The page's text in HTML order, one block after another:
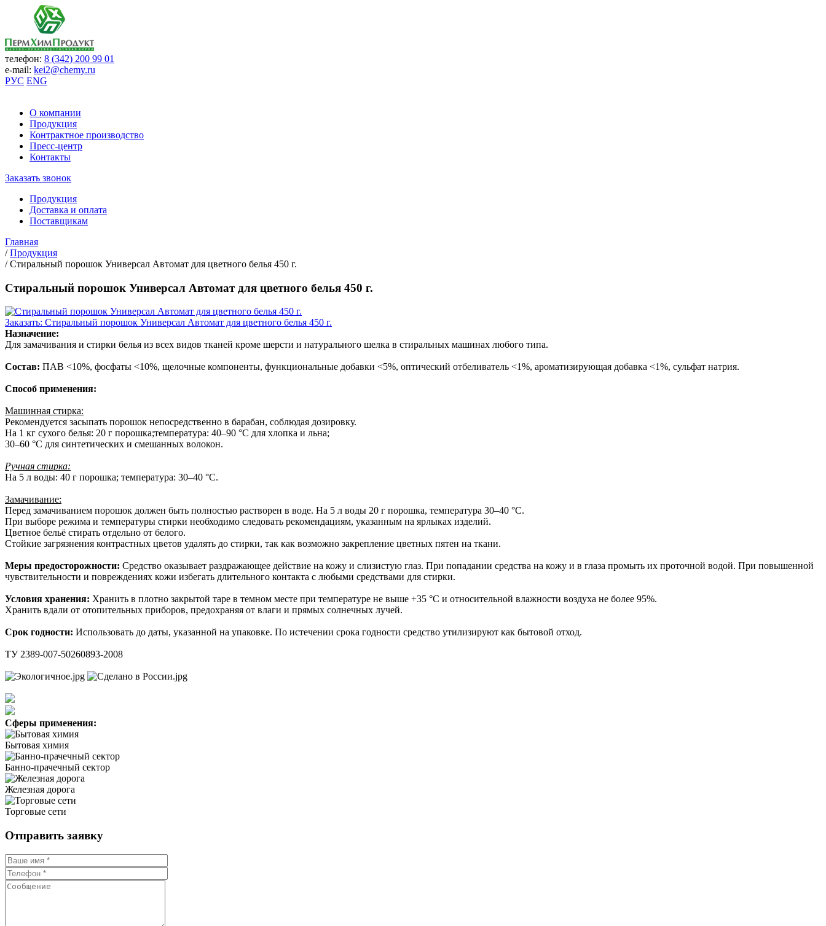
телефон: 8 (342) 200 99 01
e-mail: kei2@chemy.ru
РУС ENG
О компании
Продукция
Контрактное производство
Пресс-центр
Контакты
Заказать звонок
Продукция
Доставка и оплата
Поставщикам
Главная
/ Продукция
/ Стиральный порошок Универсал Автомат для цветного белья 450 г.
Стиральный порошок Универсал Автомат для цветного белья 450 г.
Заказать: Стиральный порошок Универсал Автомат для цветного белья 450 г.
Назначение:
Для замачивания и стирки белья из всех видов тканей кроме шерсти и натурального шелка в стиральных машинах любого типа.
Состав: ПАВ <10%, фосфаты <10%, щелочные компоненты, функциональные добавки <5%, оптический отбеливатель <1%, ароматизирующая добавка <1%, сульфат натрия.
Способ применения:
Машинная стирка:
Рекомендуется засыпать порошок непосредственно в барабан, соблюдая дозировку.
На 1 кг сухого белья: 20 г порошка;температура: 40–90 °C для хлопка и льна;
30–60 °C для синтетических и смешанных волокон.
Ручная стирка:
На 5 л воды: 40 г порошка; температура: 30–40 °C.
Замачивание:
Перед замачиванием порошок должен быть полностью растворен в воде. На 5 л воды 20 г порошка, температура 30–40 °C.
При выборе режима и температуры стирки необходимо следовать рекомендациям, указанным на ярлыках изделий.
Цветное бельё стирать отдельно от белого.
Стойкие загрязнения контрастных цветов удалять до стирки, так как возможно закрепление цветных пятен на ткани.
Меры предосторожности: Средство оказывает раздражающее действие на кожу и слизистую глаз. При попадании средства на кожу и в глаза промыть их проточной водой. При повышенной
чувствительности и повреждениях кожи избегать длительного контакта с любыми средствами для стирки.
Условия хранения: Хранить в плотно закрытой таре в темном месте при температуре не выше +35 °C и относительной влажности воздуха не более 95%.
Хранить вдали от отопительных приборов, предохраняя от влаги и прямых солнечных лучей.
Срок годности: Использовать до даты, указанной на упаковке. По истечении срока годности средство утилизируют как бытовой отход.
ТУ 2389-007-50260893-2008
Сферы применения:
Бытовая химия
Банно-прачечный сектор
Железная дорога
Торговые сети
Отправить заявку